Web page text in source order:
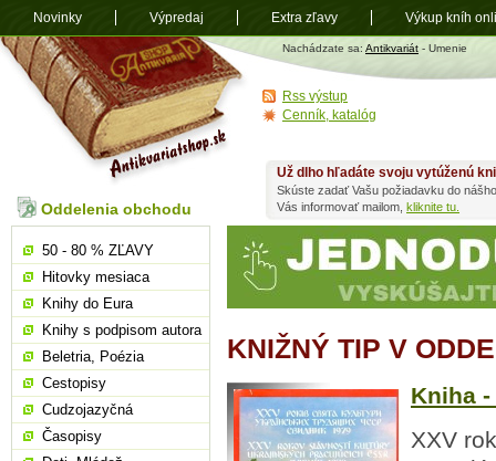
Antikvariát
shop.sk
Nachádzate sa: Antikvariát - Umenie
KNIŽNÝ TIP V
Kniha
XXV
Už dlho hľadáte svoju vytúženú
Skúste zadať Vašu požiadavku do
Vás informovať mailom, kliknite tu.
Oddelenia obchodu
50 - 80 % ZĽAVY
Hitovky mesiaca
Knihy do Eura
Knihy s podpisom autora
Beletria, Poézia
Cestopisy
Cudzojazyčná
Časopisy
Rss výstup
Cenník, katalóg
Novinky Výpredaj Extra zľavy Výkup kníh